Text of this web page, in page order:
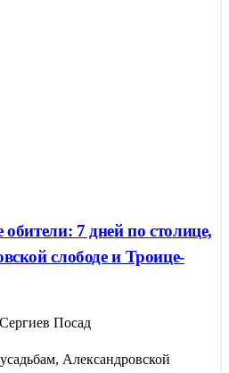
7 дней по столице,
слободе и Троице-
Посад
Александровской